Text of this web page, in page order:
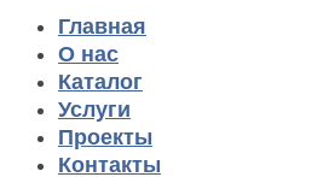
Главная
О нас
Каталог
Услуги
Проекты
Контакты